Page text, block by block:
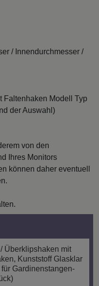
/ Innendurchmesser /
Faltenhaken Modell Typ
der Auswahl)
von den
Ihres Monitors
können daher eventuell
Überklipshaken mit
Kunststoff Glasklar
Gardinenstangen-